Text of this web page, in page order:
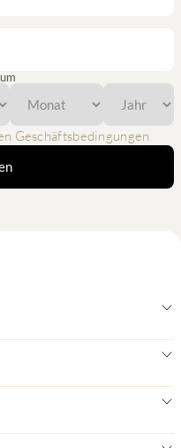
Geschäftsbedingungen